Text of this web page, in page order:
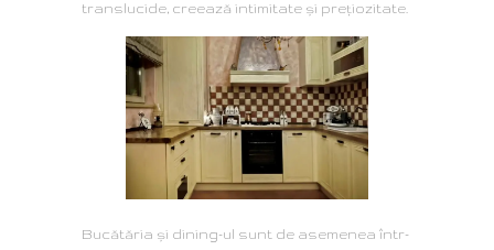
translucide, creează intimitate și prețiozitate.
Bucătăria și dining-ul sunt de asemenea într-